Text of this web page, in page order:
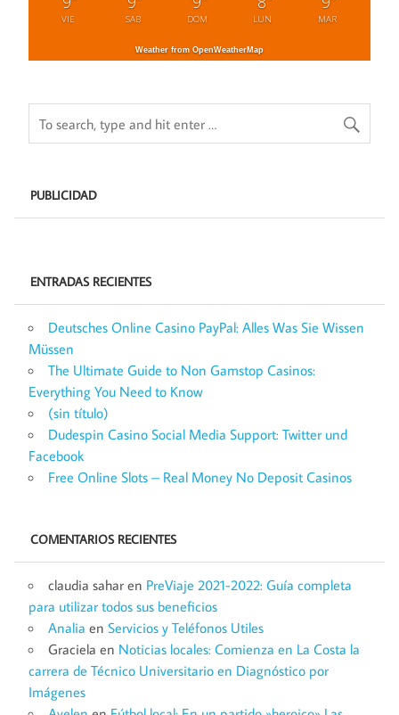
VIE SAB DOM LUN MAR
Weather from OpenWeatherMap
PUBLICIDAD
ENTRADAS RECIENTES
Deutsches Online Casino PayPal: Alles Was Sie Wissen
Müssen
The Ultimate Guide to Non Gamstop Casinos:
Everything You Need to Know
(sin título)
Dudespin Casino Social Media Support: Twitter und
Facebook
Free Online Slots – Real Money No Deposit Casinos
COMENTARIOS RECIENTES
claudia sahar en PreViaje 2021-2022: Guía completa
para utilizar todos sus beneficios
Analia en Servicios y Teléfonos Utiles
Graciela en Noticias locales: Comienza en La Costa la
carrera de Técnico Universitario en Diagnóstico por
Imágenes